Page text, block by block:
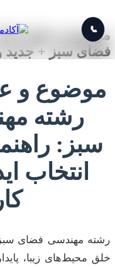
📞
موضوع و عنوان
فضای سبز + جدید
موضوع و
رشته
سبز:
انتخاب
رشته مهندسی فضای
خلق محیط‌های زیبا،